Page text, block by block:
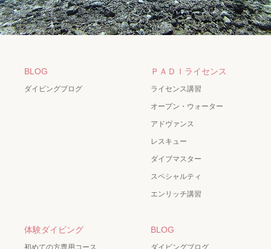
BLOG
ダイビングブログ
ＰＡＤＩライセンス
ライセンス講習
オープン・ウォーター
アドヴァンス
レスキュー
ダイブマスター
スペシャルティ
エンリッチ講習
体験ダイビング
初めての方専用コース
BLOG
ダイビングブログ